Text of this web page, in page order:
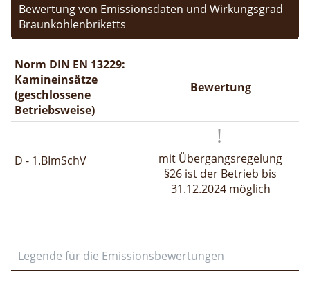
Bewertung von Emissionsdaten und Wirkungsgrad
Braunkohlenbriketts
Norm DIN EN 13229:
Kamineinsätze
(geschlossene
Betriebsweise)
Bewertung
D - 1.BImSchV
mit Übergangsregelung
§26 ist der Betrieb bis
31.12.2024 möglich
Legende für die Emissionsbewertungen